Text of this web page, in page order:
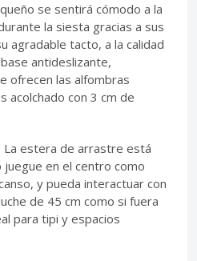
se sentirá cómodo a la
la siesta gracias a sus
agradable tacto, a la calidad
antideslizante,
ofrecen las alfombras
acolchado con 3 cm de
: La estera de arrastre está
juegue en el centro como
y pueda interactuar con
de 45 cm como si fuera
para tipi y espacios